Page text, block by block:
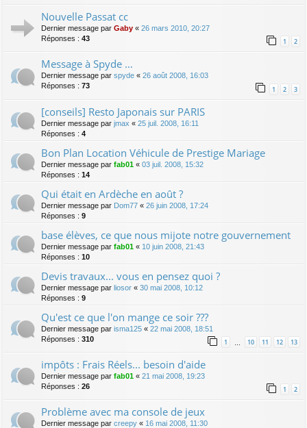
Nouvelle Passat cc
Dernier message par Gaby « 26 mars 2010, 20:27
Réponses : 43 1 2
Message à Spyde …
Dernier message par spyde « 26 août 2008, 16:03
Réponses : 73 1 2 3
[conseils] Resto Japonais sur PARIS
Dernier message par jmax « 25 juil. 2008, 16:11
Réponses : 4
Bon Plan Location Véhicule de Prestige Mariage
Dernier message par fab01 « 03 juil. 2008, 15:32
Réponses : 14
Qui était en Ardèche en août ?
Dernier message par Dom77 « 26 juin 2008, 17:24
Réponses : 9
base élèves, ce que nous mijote notre gouvernement
Dernier message par fab01 « 10 juin 2008, 21:43
Réponses : 10
Devis travaux... vous en pensez quoi ?
Dernier message par liosor « 30 mai 2008, 10:12
Réponses : 9
Qu'est ce que l'on mange ce soir ???
Dernier message par isma125 « 22 mai 2008, 18:51
Réponses : 310 1 10 11 12 13
impôts : Frais Réels... besoin d'aide
Dernier message par fab01 « 21 mai 2008, 19:23
Réponses : 26 1 2
Problème avec ma console de jeux
Dernier message par creepy « 16 mai 2008, 11:30